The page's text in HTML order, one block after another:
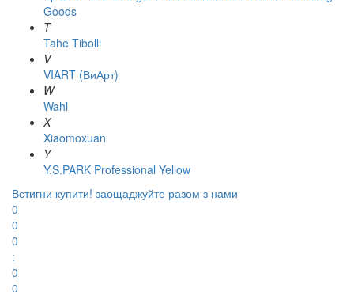
Goods
T
Tahe Tibolli
V
VIART (ВиАрт)
W
Wahl
X
Xiaomoxuan
Y
Y.S.PARK Professional Yellow
Встигни купити! заощаджуйте разом з нами
0
0
0
:
0
0